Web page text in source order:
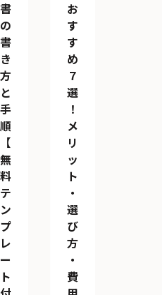
書
の
書
き
方
と
手
順
【
無
料
テ
ン
プ
レ
ー
ト
お
す
す
め
７
選
！
メ
リ
ッ
ト
・
選
び
方
・
費